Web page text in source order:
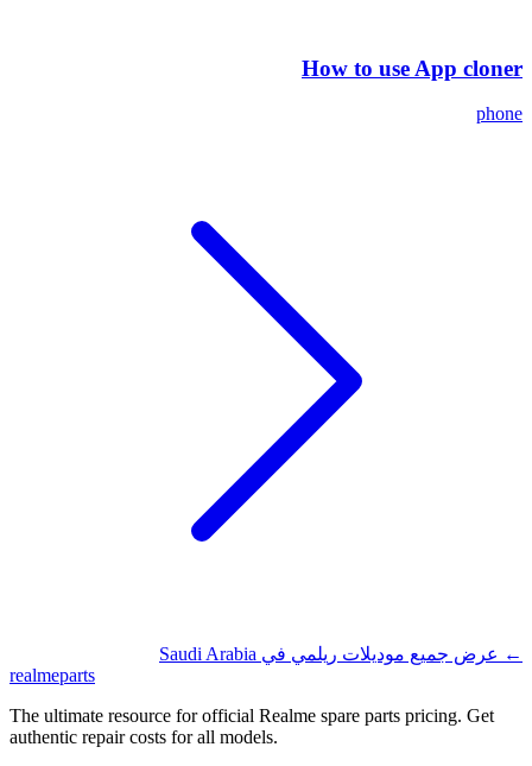
How to use App cloner
phone
← عرض جميع موديلات ريلمي في Saudi Arabia
realmeparts
The ultimate resource for official Realme spare parts pricing. Get
authentic repair costs for all models.